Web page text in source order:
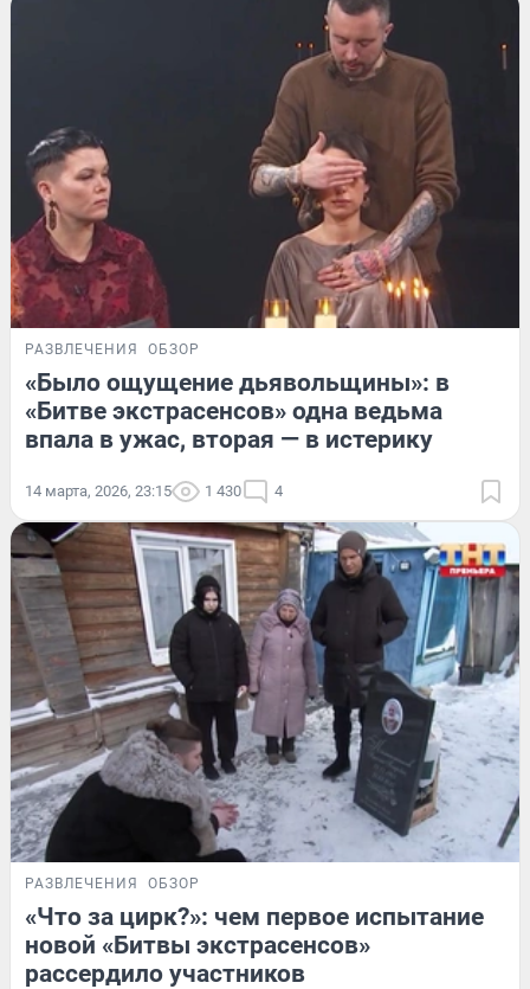
РАЗВЛЕЧЕНИЯ ОБЗОР
«Было ощущение дьявольщины»: в
«Битве экстрасенсов» одна ведьма
впала в ужас, вторая — в истерику
14 марта, 2026, 23:15 1 430 4
РАЗВЛЕЧЕНИЯ ОБЗОР
«Что за цирк?»: чем первое испытание
новой «Битвы экстрасенсов»
рассердило участников